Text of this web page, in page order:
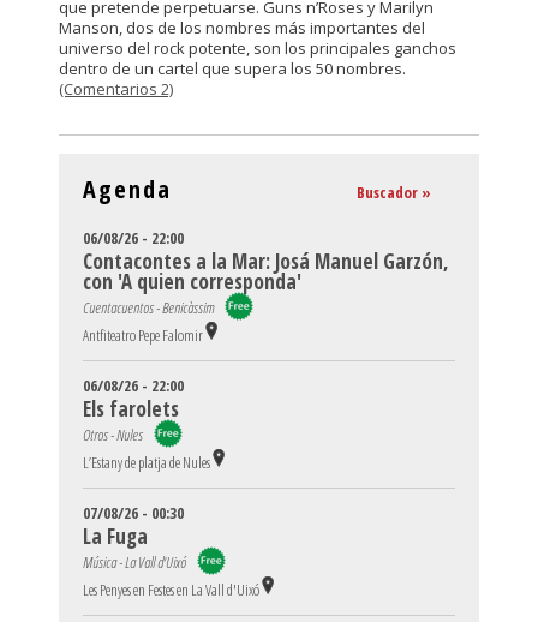
que pretende perpetuarse. Guns n’Roses y Marilyn
Manson, dos de los nombres más importantes del
universo del rock potente, son los principales ganchos
dentro de un cartel que supera los 50 nombres.
(Comentarios 2)
Agenda Buscador »
06/08/26 - 22:00
Contacontes a la Mar: Josá Manuel Garzón,
con 'A quien corresponda'
Cuentacuentos - Benicàssim
Antfiteatro Pepe Falomir
06/08/26 - 22:00
Els farolets
Otros - Nules
L’Estany de platja de Nules
07/08/26 - 00:30
La Fuga
Música - La Vall d'Uixó
Les Penyes en Festes en La Vall d'Uixó